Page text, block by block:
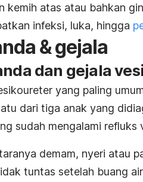
kemih atas atau bahkan
infeksi, luka, hingga
& gejala
dan gejala
yang paling
dari tiga anak yang
sudah mengalami refluks
demam, nyeri atau
tuntas setelah buang